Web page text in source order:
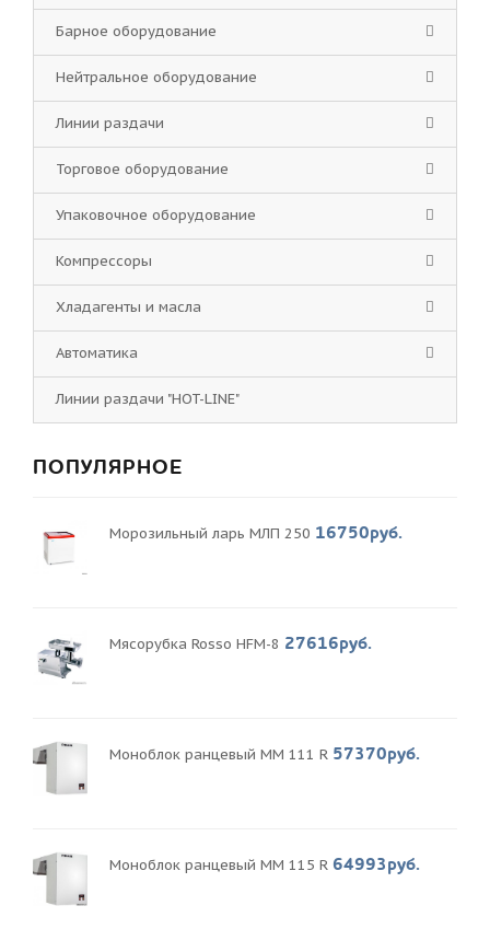
Барное оборудование
Нейтральное оборудование
Линии раздачи
Торговое оборудование
Упаковочное оборудование
Компрессоры
Хладагенты и масла
Автоматика
Линии раздачи "HOT-LINE"
ПОПУЛЯРНОЕ
Морозильный ларь МЛП 250 16750руб.
Мясорубка Rosso HFM-8 27616руб.
Моноблок ранцевый MM 111 R 57370руб.
Моноблок ранцевый MM 115 R 64993руб.